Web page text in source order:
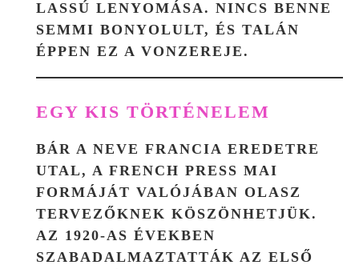
LASSÚ LENYOMÁSA. NINCS BENNE
SEMMI BONYOLULT, ÉS TALÁN
ÉPPEN EZ A VONZEREJE.
EGY KIS TÖRTÉNELEM
BÁR A NEVE FRANCIA EREDETRE
UTAL, A FRENCH PRESS MAI
FORMÁJÁT VALÓJÁBAN OLASZ
TERVEZŐKNEK KÖSZÖNHETJÜK.
AZ 1920-AS ÉVEKBEN
SZABADALMAZTATTÁK AZ ELSŐ